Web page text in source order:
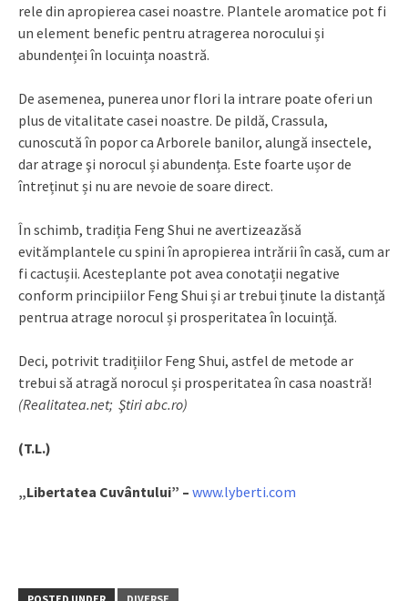
rele din apropierea casei noastre. Plantele aromatice pot fi
un element benefic pentru atragerea norocului și
abundenței în locuința noastră.
De asemenea, punerea unor flori la intrare poate oferi un
plus de vitalitate casei noastre. De pildă, Crassula,
cunoscută în popor ca Arborele banilor, alungă insectele,
dar atrage şi norocul și abundența. Este foarte ușor de
întreținut și nu are nevoie de soare direct.
În schimb, tradiția Feng Shui ne avertizează⁢să
evităm⁣plantele cu spini în apropierea intrării în casă, cum ar
fi cactușii. Aceste⁤plante pot avea conotații negative
conform principiilor Feng Shui și ar trebui ținute la distanță
pentru⁤a atrage norocul și prosperitatea în locuință.
Deci, potrivit tradițiilor Feng Shui, astfel de metode ar
trebui să atragă norocul și prosperitatea în casa noastră!
(Realitatea.net; Ştiri abc.ro)
(T.L.)
„Libertatea Cuvântului” – www.lyberti.com